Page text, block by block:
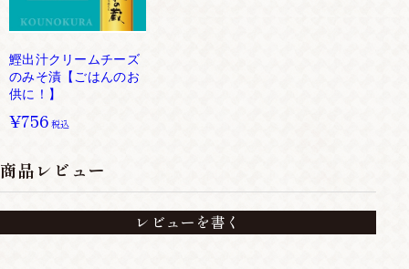
鰹出汁クリームチーズ
のみそ漬【ごはんのお
供に！】
¥756 税込
商品レビュー
レビューを書く